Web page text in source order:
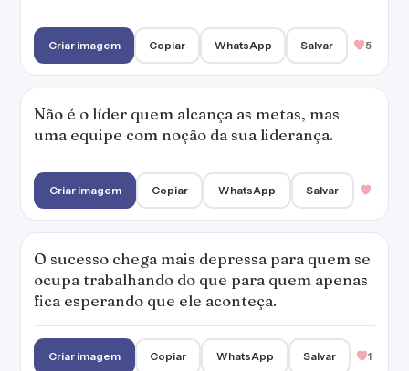
Criar imagem Copiar WhatsApp Salvar 5
Não é o líder quem alcança as metas, mas
uma equipe com noção da sua liderança.
Criar imagem Copiar WhatsApp Salvar
O sucesso chega mais depressa para quem se
ocupa trabalhando do que para quem apenas
fica esperando que ele aconteça.
Criar imagem Copiar WhatsApp Salvar 1